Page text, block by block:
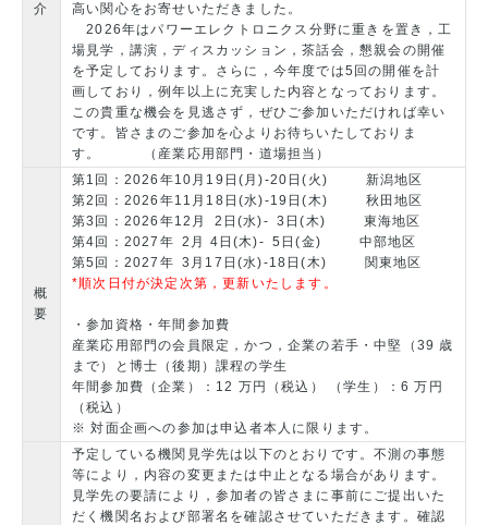
介
高い関心をお寄せいただきました。
2026年はパワーエレクトロニクス分野に重きを置き，工
場見学，講演，ディスカッション，茶話会，懇親会の開催
を予定しております。さらに，今年度では5回の開催を計
画しており，例年以上に充実した内容となっております。
この貴重な機会を見逃さず，ぜひご参加いただければ幸い
です。皆さまのご参加を心よりお待ちいたしておりま
す。 （産業応用部門・道場担当）
概
要
第1回：2026年10月19日(月)-20日(火) 新潟地区
第2回：2026年11月18日(水)-19日(木) 秋田地区
第3回：2026年12月 2日(水)- 3日(木) 東海地区
第4回：2027年 2月 4日(木)- 5日(金) 中部地区
第5回：2027年 3月17日(水)-18日(木) 関東地区
*順次日付が決定次第，更新いたします。
・参加資格・年間参加費
産業応用部門の会員限定，かつ，企業の若手・中堅（39 歳
まで）と博士（後期）課程の学生
年間参加費（企業）：12 万円（税込） （学生）：6 万円
（税込）
※ 対面企画への参加は申込者本人に限ります。
予定している機関見学先は以下のとおりです。不測の事態
等により，内容の変更または中止となる場合があります。
見学先の要請により，参加者の皆さまに事前にご提出いた
だく機関名および部署名を確認させていただきます。確認